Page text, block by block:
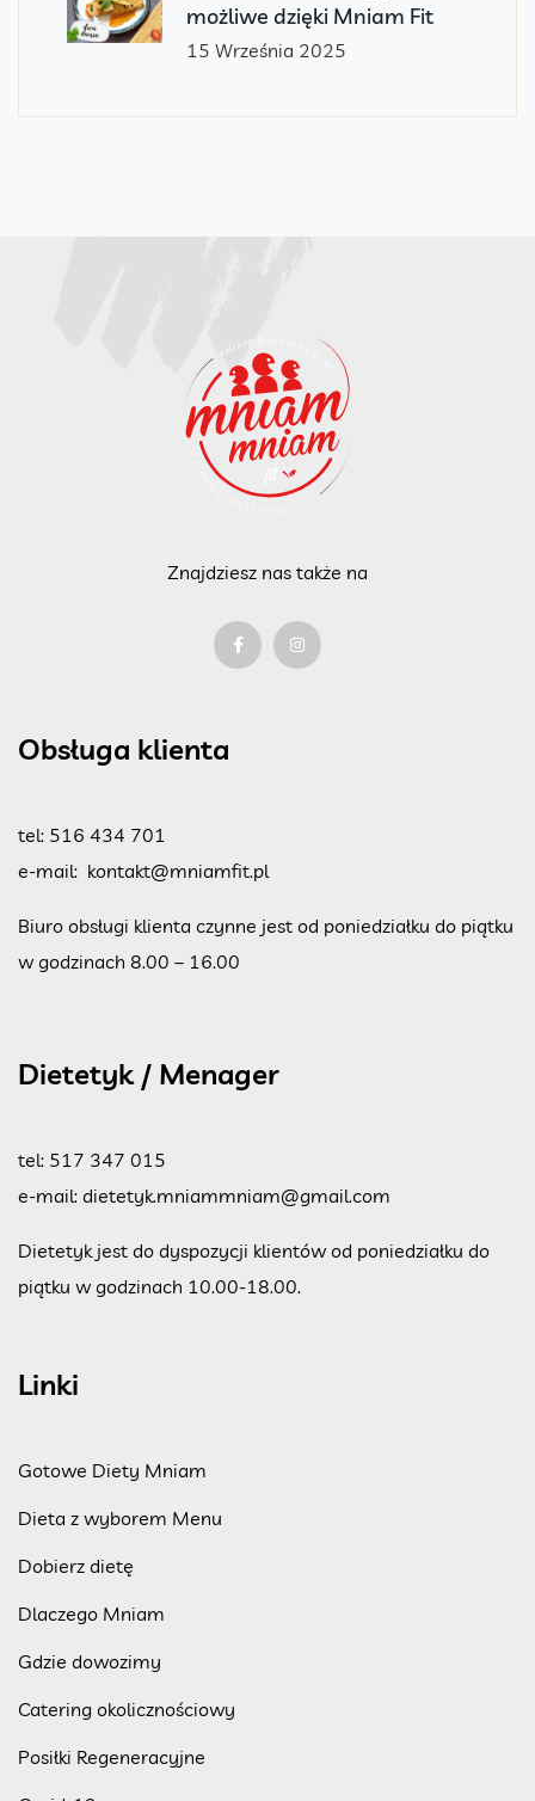
możliwe dzięki Mniam Fit
15 Września 2025
Znajdziesz nas także na
Obsługa klienta
tel: 516 434 701
e-mail: kontakt@mniamfit.pl
Biuro obsługi klienta czynne jest od poniedziałku do piątku
w godzinach 8.00 – 16.00
Dietetyk / Menager
tel: 517 347 015
e-mail: dietetyk.mniammniam@gmail.com
Dietetyk jest do dyspozycji klientów od poniedziałku do
piątku w godzinach 10.00-18.00.
Linki
Gotowe Diety Mniam
Dieta z wyborem Menu
Dobierz dietę
Dlaczego Mniam
Gdzie dowozimy
Catering okolicznościowy
Posiłki Regeneracyjne